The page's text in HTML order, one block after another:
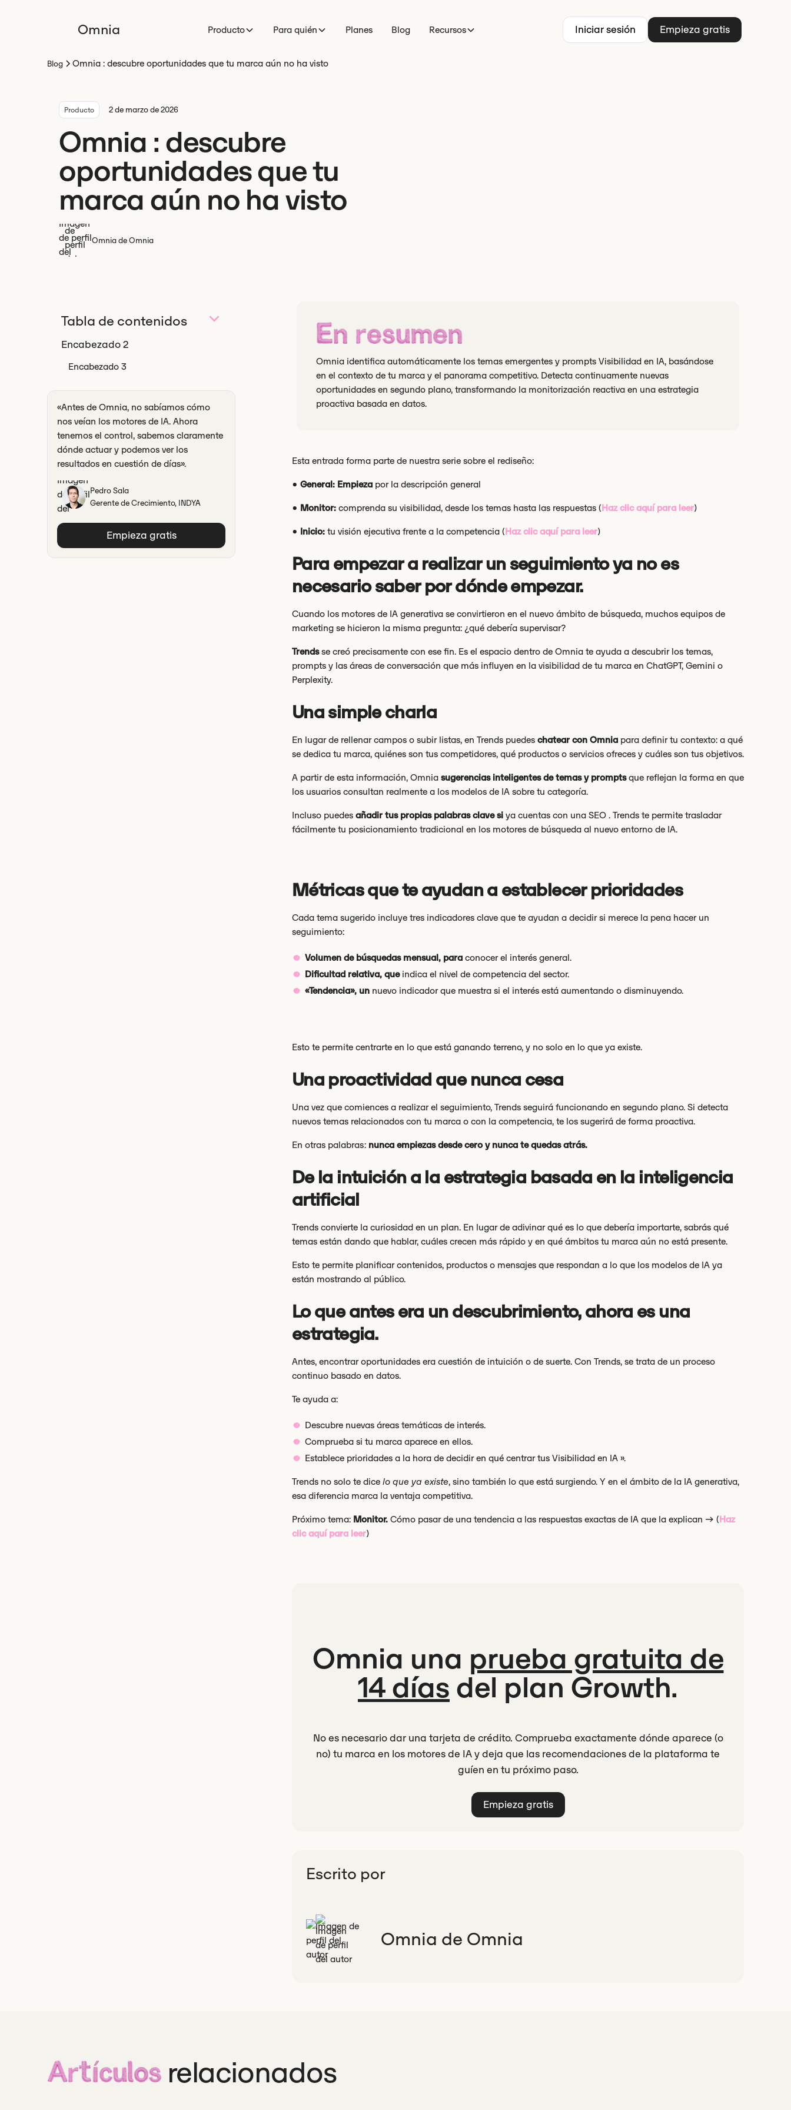
Omnia Producto Para quién Planes Blog Recursos Iniciar sesión Empieza gratis
Blog Omnia : descubre oportunidades que tu marca aún no ha visto
Producto 2 de marzo de 2026
Omnia : descubre
oportunidades que tu
marca aún no ha visto
Omnia de Omnia
Tabla de contenidos
Encabezado 2
Encabezado 3
«Antes de Omnia, no sabíamos cómo
nos veían los motores de IA. Ahora
tenemos el control, sabemos claramente
dónde actuar y podemos ver los
resultados en cuestión de días».
Pedro Sala
Gerente de Crecimiento, INDYA
Empieza gratis
En resumen
Omnia identifica automáticamente los temas emergentes y prompts Visibilidad en IA, basándose
en el contexto de tu marca y el panorama competitivo. Detecta continuamente nuevas
oportunidades en segundo plano, transformando la monitorización reactiva en una estrategia
proactiva basada en datos.
Esta entrada forma parte de nuestra serie sobre el rediseño:
• General: Empieza por la descripción general
• Monitor: comprenda su visibilidad, desde los temas hasta las respuestas (Haz clic aquí para leer)
• Inicio: tu visión ejecutiva frente a la competencia (Haz clic aquí para leer)
Para empezar a realizar un seguimiento ya no es
necesario saber por dónde empezar.
Cuando los motores de IA generativa se convirtieron en el nuevo ámbito de búsqueda, muchos equipos de
marketing se hicieron la misma pregunta: ¿qué debería supervisar?
Trendsse creó precisamente con ese fin. Es el espacio dentro de Omnia te ayuda a descubrir los temas,
prompts y las áreas de conversación que más influyen en la visibilidad de tu marca en ChatGPT, Gemini o
Perplexity.
Una simple charla
En lugar de rellenar campos o subir listas, en Trends puedes chatear con Omnia para definir tu contexto: a qué
se dedica tu marca, quiénes son tus competidores, qué productos o servicios ofreces y cuáles son tus objetivos.
A partir de esta información, Omnia sugerencias inteligentes de temas y promptsque reflejan la forma en que
los usuarios consultan realmente a los modelos de IA sobre tu categoría.
Incluso puedes añadir tus propias palabras clave si ya cuentas con una SEO . Trends te permite trasladar
fácilmente tu posicionamiento tradicional en los motores de búsqueda al nuevo entorno de IA.
Métricas que te ayudan a establecer prioridades
Cada tema sugerido incluye tres indicadores clave que te ayudan a decidir si merece la pena hacer un
seguimiento:
Volumen de búsquedas mensual, para conocer el interés general.
Dificultad relativa, que indica el nivel de competencia del sector.
«Tendencia», un nuevo indicador que muestra si el interés está aumentando o disminuyendo.
Esto te permite centrarte en lo que está ganando terreno, y no solo en lo que ya existe.
Una proactividad que nunca cesa
Una vez que comiences a realizar el seguimiento, Trends seguirá funcionando en segundo plano. Si detecta
nuevos temas relacionados con tu marca o con la competencia, te los sugerirá de forma proactiva.
En otras palabras: nunca empiezas desde cero y nunca te quedas atrás.
De la intuición a la estrategia basada en la inteligencia
artificial
Trends convierte la curiosidad en un plan. En lugar de adivinar qué es lo que debería importarte, sabrás qué
temas están dando que hablar, cuáles crecen más rápido y en qué ámbitos tu marca aún no está presente.
Esto te permite planificar contenidos, productos o mensajes que respondan a lo que los modelos de IA ya
están mostrando al público.
Lo que antes era un descubrimiento, ahora es una
estrategia.
Antes, encontrar oportunidades era cuestión de intuición o de suerte. Con Trends, se trata de un proceso
continuo basado en datos.
Te ayuda a:
Descubre nuevas áreas temáticas de interés.
Comprueba si tu marca aparece en ellos.
Establece prioridades a la hora de decidir en qué centrar tus Visibilidad en IA ».
Trends no solo te dice lo que ya existe, sino también lo que está surgiendo. Y en el ámbito de la IA generativa,
esa diferencia marca la ventaja competitiva.
Próximo tema: Monitor. Cómo pasar de una tendencia a las respuestas exactas de IA que la explican → (Haz
clic aquí para leer)
Omnia una prueba gratuita de
14 días del plan Growth.
No es necesario dar una tarjeta de crédito. Comprueba exactamente dónde aparece (o
no) tu marca en los motores de IA y deja que las recomendaciones de la plataforma te
guíen en tu próximo paso.
Empieza gratis
Escrito por
Omnia de Omnia
Artículosrelacionados